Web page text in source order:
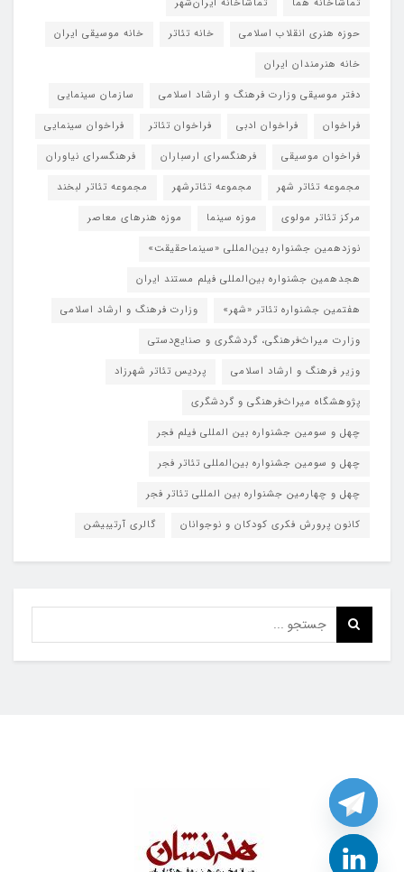
حوزه هنری انقلاب اسلامی
خانه تئاتر
خانه موسیقی ایران
خانه هنرمندان ایران
دفتر موسیقی وزارت فرهنگ و ارشاد اسلامی
سازمان سینمایی
فراخوان
فراخوان ادبی فراخوان تئاتر
فراخوان سینمایی
فراخوان موسیقی
فرهنگسرای ارسباران
فرهنگسرای نیاوران
مجموعه تئاتر شهر
مجموعه تئاترشهر
مجموعه تئاتر لبخند
مرکز تئاتر مولوی
موزه سینما
موزه هنرهای معاصر
نوزدهمین جشنواره بین‌المللی «سینماحقیقت»
هجدهمین جشنواره بین‌المللی فیلم مستند ایران
هفتمین جشنواره تئاتر «شهر»
وزارت فرهنگ و ارشاد اسلامی
وزارت میراث‌فرهنگی، گردشگری و صنایع‌دستی
وزیر فرهنگ و ارشاد اسلامی
پردیس تئاتر شهرزاد
پژوهشگاه میراث‌فرهنگی و گردشگری
چهل و سومین جشنواره بین المللی فیلم فجر
چهل و سومین جشنواره بین‌المللی تئاتر فجر
چهل و چهارمین جشنواره بین المللی تئاتر فجر
کانون پرورش فکری کودکان و نوجوانان
گالری آرتیبیشن